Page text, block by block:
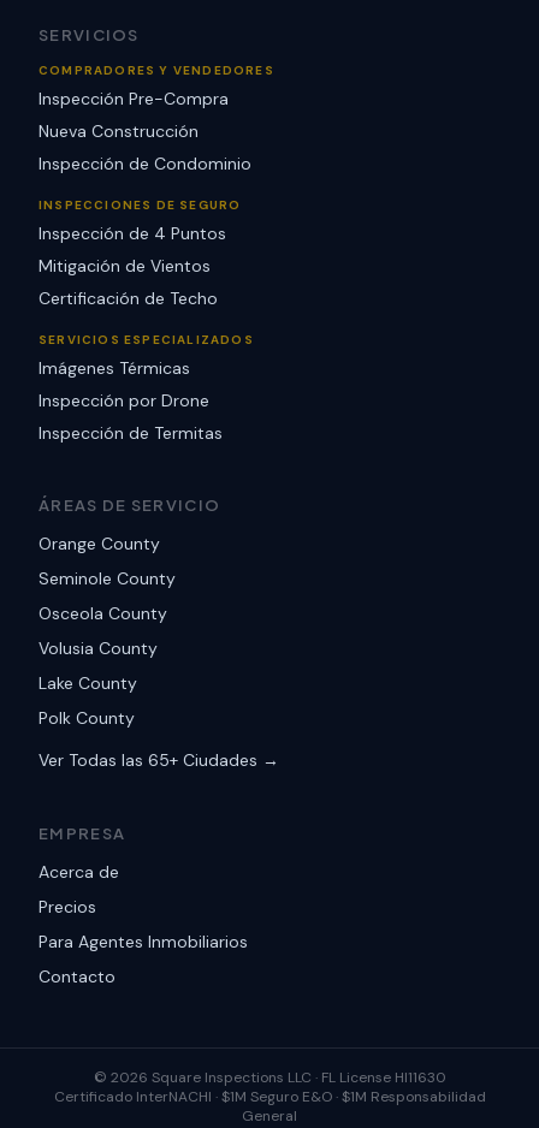
SERVICIOS
COMPRADORES Y VENDEDORES
Inspección Pre-Compra
Nueva Construcción
Inspección de Condominio
INSPECCIONES DE SEGURO
Inspección de 4 Puntos
Mitigación de Vientos
Certificación de Techo
SERVICIOS ESPECIALIZADOS
Imágenes Térmicas
Inspección por Drone
Inspección de Termitas
ÁREAS DE SERVICIO
Orange County
Seminole County
Osceola County
Volusia County
Lake County
Polk County
Ver Todas las 65+ Ciudades →
EMPRESA
Acerca de
Precios
Para Agentes Inmobiliarios
Contacto
© 2026 Square Inspections LLC · FL License HI11630
Certificado InterNACHI · $1M Seguro E&O · $1M Responsabilidad
General